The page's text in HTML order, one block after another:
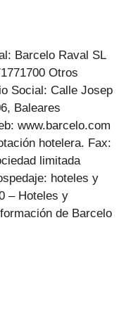
Barcelo Raval SL
Otros
Social: Calle Josep
Baleares
www.barcelo.com
hotelera. Fax:
limitada
hoteles y
– Hoteles y
de Barcelo